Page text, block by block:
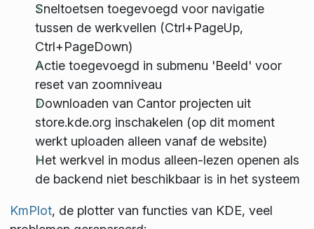
Sneltoetsen toegevoegd voor navigatie
tussen de werkvellen (Ctrl+PageUp,
Ctrl+PageDown)
Actie toegevoegd in submenu 'Beeld' voor
reset van zoomniveau
Downloaden van Cantor projecten uit
store.kde.org inschakelen (op dit moment
werkt uploaden alleen vanaf de website)
Het werkvel in modus alleen-lezen openen als
de backend niet beschikbaar is in het systeem
KmPlot, de plotter van functies van KDE, veel